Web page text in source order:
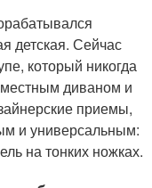
детская. Сейчас
который никогда
диваном и
приемы,
и универсальным:
на тонких ножках.